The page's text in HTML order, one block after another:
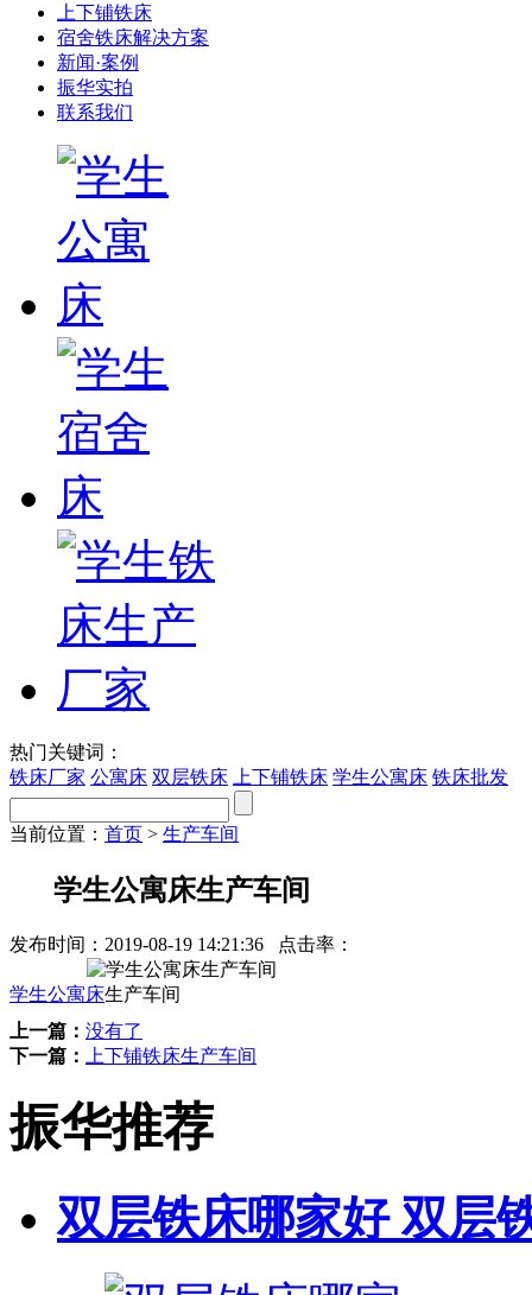
上下铺铁床
宿舍铁床解决方案
新闻·案例
振华实拍
联系我们
热门关键词：
铁床厂家 公寓床 双层铁床 上下铺铁床 学生公寓床 铁床批发
当前位置： 首页 > 生产车间
学生公寓床生产车间
发布时间： 2019-08-19 14:21:36 点击率：
学生公寓床生产车间
上一篇： 没有了
下一篇：
上下铺铁床生产车间
振华推荐
双层铁床哪家好 双层